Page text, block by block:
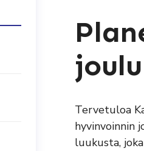
Tervetuloa
hyvinvoinnin
luukusta,